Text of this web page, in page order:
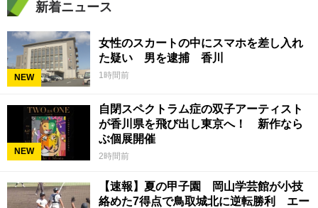
新着ニュース
NEW
女性のスカートの中にスマホを差し入れ
た疑い 男を逮捕 香川
1時間前
NEW
自閉スペクトラム症の双子アーティスト
が香川県を飛び出し東京へ！ 新作なら
ぶ個展開催
2時間前
【速報】夏の甲子園 岡山学芸館が小技
絡めた7得点で鳥取城北に逆転勝利 エー